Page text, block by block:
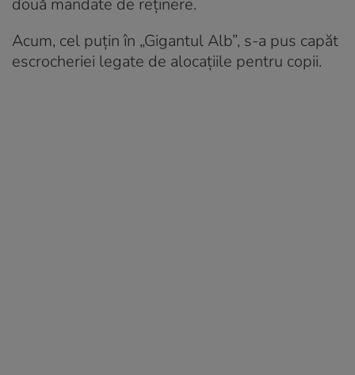
Acum, cel puțin în „Gigantul Alb”, s-a pus capăt
escrocheriei legate de alocațiile pentru copii.